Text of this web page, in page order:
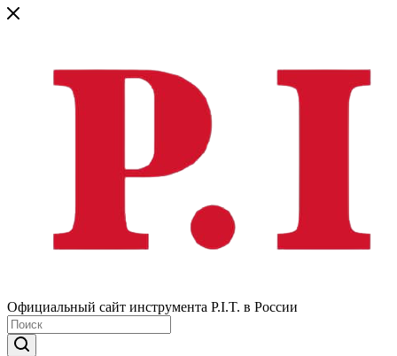
Официальный сайт инструмента P.I.T. в России